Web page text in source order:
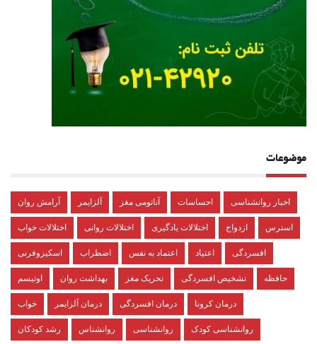
موضوعات
آرامش روان آلزایمر آناتومی مغز احساسات اخبار روانشناسی
اختلالات خواب اختلالات روانی اختلالات یادگیری ازدواج استرس
اسکیزوفرنی اضطراب اعتماد به نفس اعتیاد افسردگی
اوتیسم بهداشت روان تحریک مغز تشخیص افسردگی حافظه
خواب درمان آلزایمر درمان افسردگی درمان کرونا
رشد کودکان روانشناس روانشناسی روانشناسی کودک